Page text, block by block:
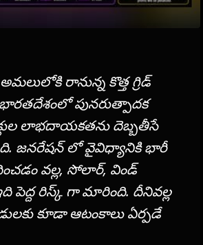
రానున్న కొత్త గ్రిడ్
పునరుత్పాదక
లాభదాయకతను దెబ్బతీసే
జనరేషన్ లో వైవిధ్యానికి భారీ
వల్ల, సోలార్, విండ్
ఇది పెద్ద రిస్క్ గా మారింది. దీనివల్ల
కూడా ఆటంకాలు ఏర్పడే